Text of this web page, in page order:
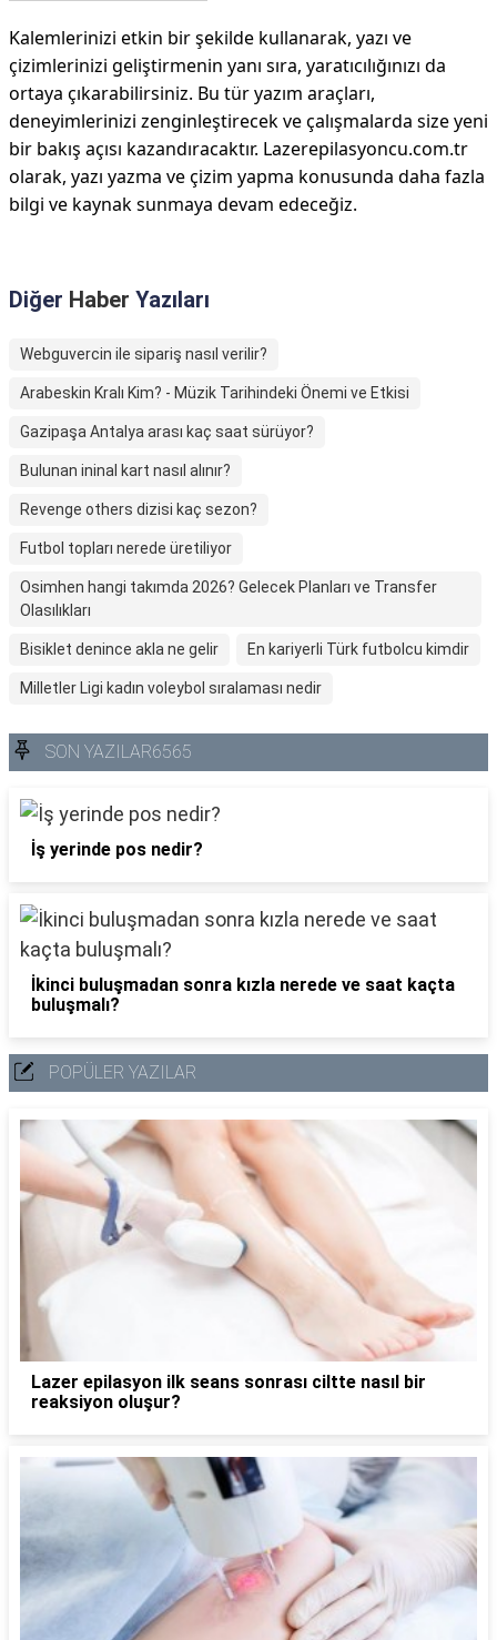
Kalemlerinizi etkin bir şekilde kullanarak, yazı ve
çizimlerinizi geliştirmenin yanı sıra, yaratıcılığınızı da
ortaya çıkarabilirsiniz. Bu tür yazım araçları,
deneyimlerinizi zenginleştirecek ve çalışmalarda size yeni
bir bakış açısı kazandıracaktır. Lazerepilasyoncu.com.tr
olarak, yazı yazma ve çizim yapma konusunda daha fazla
bilgi ve kaynak sunmaya devam edeceğiz.
Diğer Haber Yazıları
Webguvercin ile sipariş nasıl verilir?
Arabeskin Kralı Kim? - Müzik Tarihindeki Önemi ve Etkisi
Gazipaşa Antalya arası kaç saat sürüyor?
Bulunan ininal kart nasıl alınır?
Revenge others dizisi kaç sezon?
Futbol topları nerede üretiliyor
Osimhen hangi takımda 2026? Gelecek Planları ve Transfer
Olasılıkları
Bisiklet denince akla ne gelir En kariyerli Türk futbolcu kimdir
Milletler Ligi kadın voleybol sıralaması nedir
SON YAZILAR6565
İş yerinde pos nedir?
İkinci buluşmadan sonra kızla nerede ve saat kaçta
buluşmalı?
POPÜLER YAZILAR
Lazer epilasyon ilk seans sonrası ciltte nasıl bir
reaksiyon oluşur?